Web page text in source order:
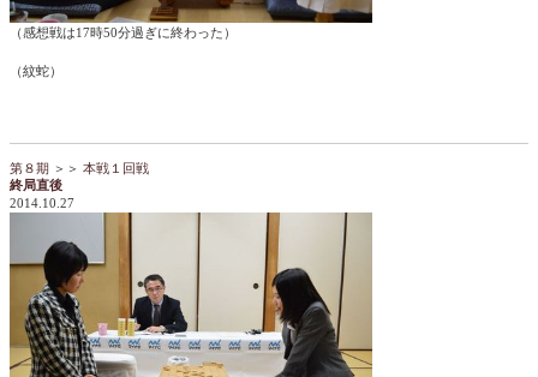
（感想戦は17時50分過ぎに終わった）
（紋蛇）
第８期 ＞＞ 本戦１回戦
終局直後
2014.10.27